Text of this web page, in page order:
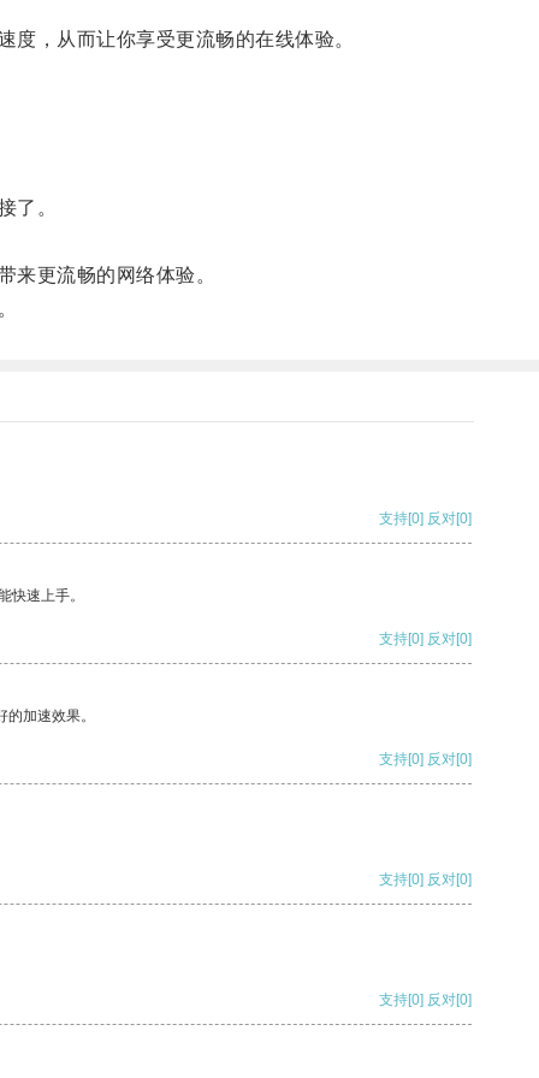
，从而让你享受更流畅的在线体验。
了。
更流畅的网络体验。
支持[0] 反对[0]
快速上手。
支持[0] 反对[0]
加速效果。
支持[0] 反对[0]
支持[0] 反对[0]
支持[0] 反对[0]